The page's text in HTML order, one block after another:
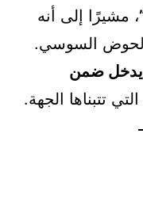
، مشيرًا إلى أنه
السوسي.
يدخل ضمن
التي تتبناها الجهة.